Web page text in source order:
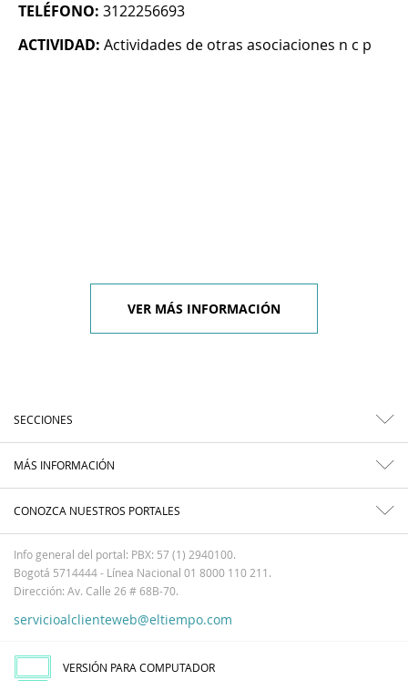
TELÉFONO: 3122256693
ACTIVIDAD: Actividades de otras asociaciones n c p
VER MÁS INFORMACIÓN
SECCIONES
MÁS INFORMACIÓN
CONOZCA NUESTROS PORTALES
Info general del portal: PBX: 57 (1) 2940100.
Bogotá 5714444 - Línea Nacional 01 8000 110 211.
Dirección: Av. Calle 26 # 68B-70.
servicioalclienteweb@eltiempo.com
VERSIÓN PARA COMPUTADOR